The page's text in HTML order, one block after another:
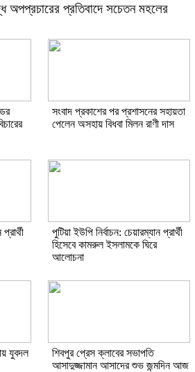
প্রতিবাদে সচেতন মহলের
সংবাদ প্রকাশের পর প্রশাসনের সহায়তা
পেলেন অসহায় বিধবা মিলন রাণী দাস
পুটিয়া ইউপি নির্বাচন: চেয়ারম্যান প্রার্থী
হিসেবে কামরুল ইসলামকে ঘিরে
আলোচনা
যুবদল
শিবপুর প্রেস ক্লাবের সভাপতি
আসাদুজ্জামান আসাদের শুভ জন্মদিন আজ